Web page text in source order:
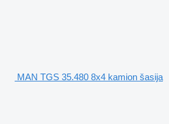
MAN TGS 35.480 8x4 kamion šasija